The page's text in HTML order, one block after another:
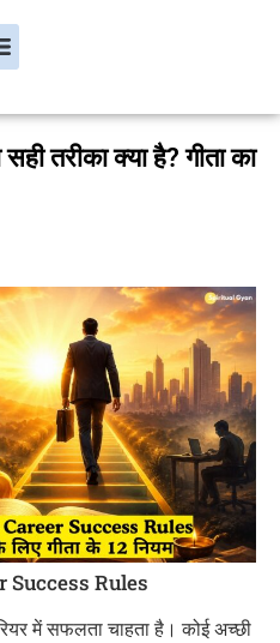
तरीका क्या है? गीता का
Success Rules
में सफलता चाहता है। कोई अच्छी